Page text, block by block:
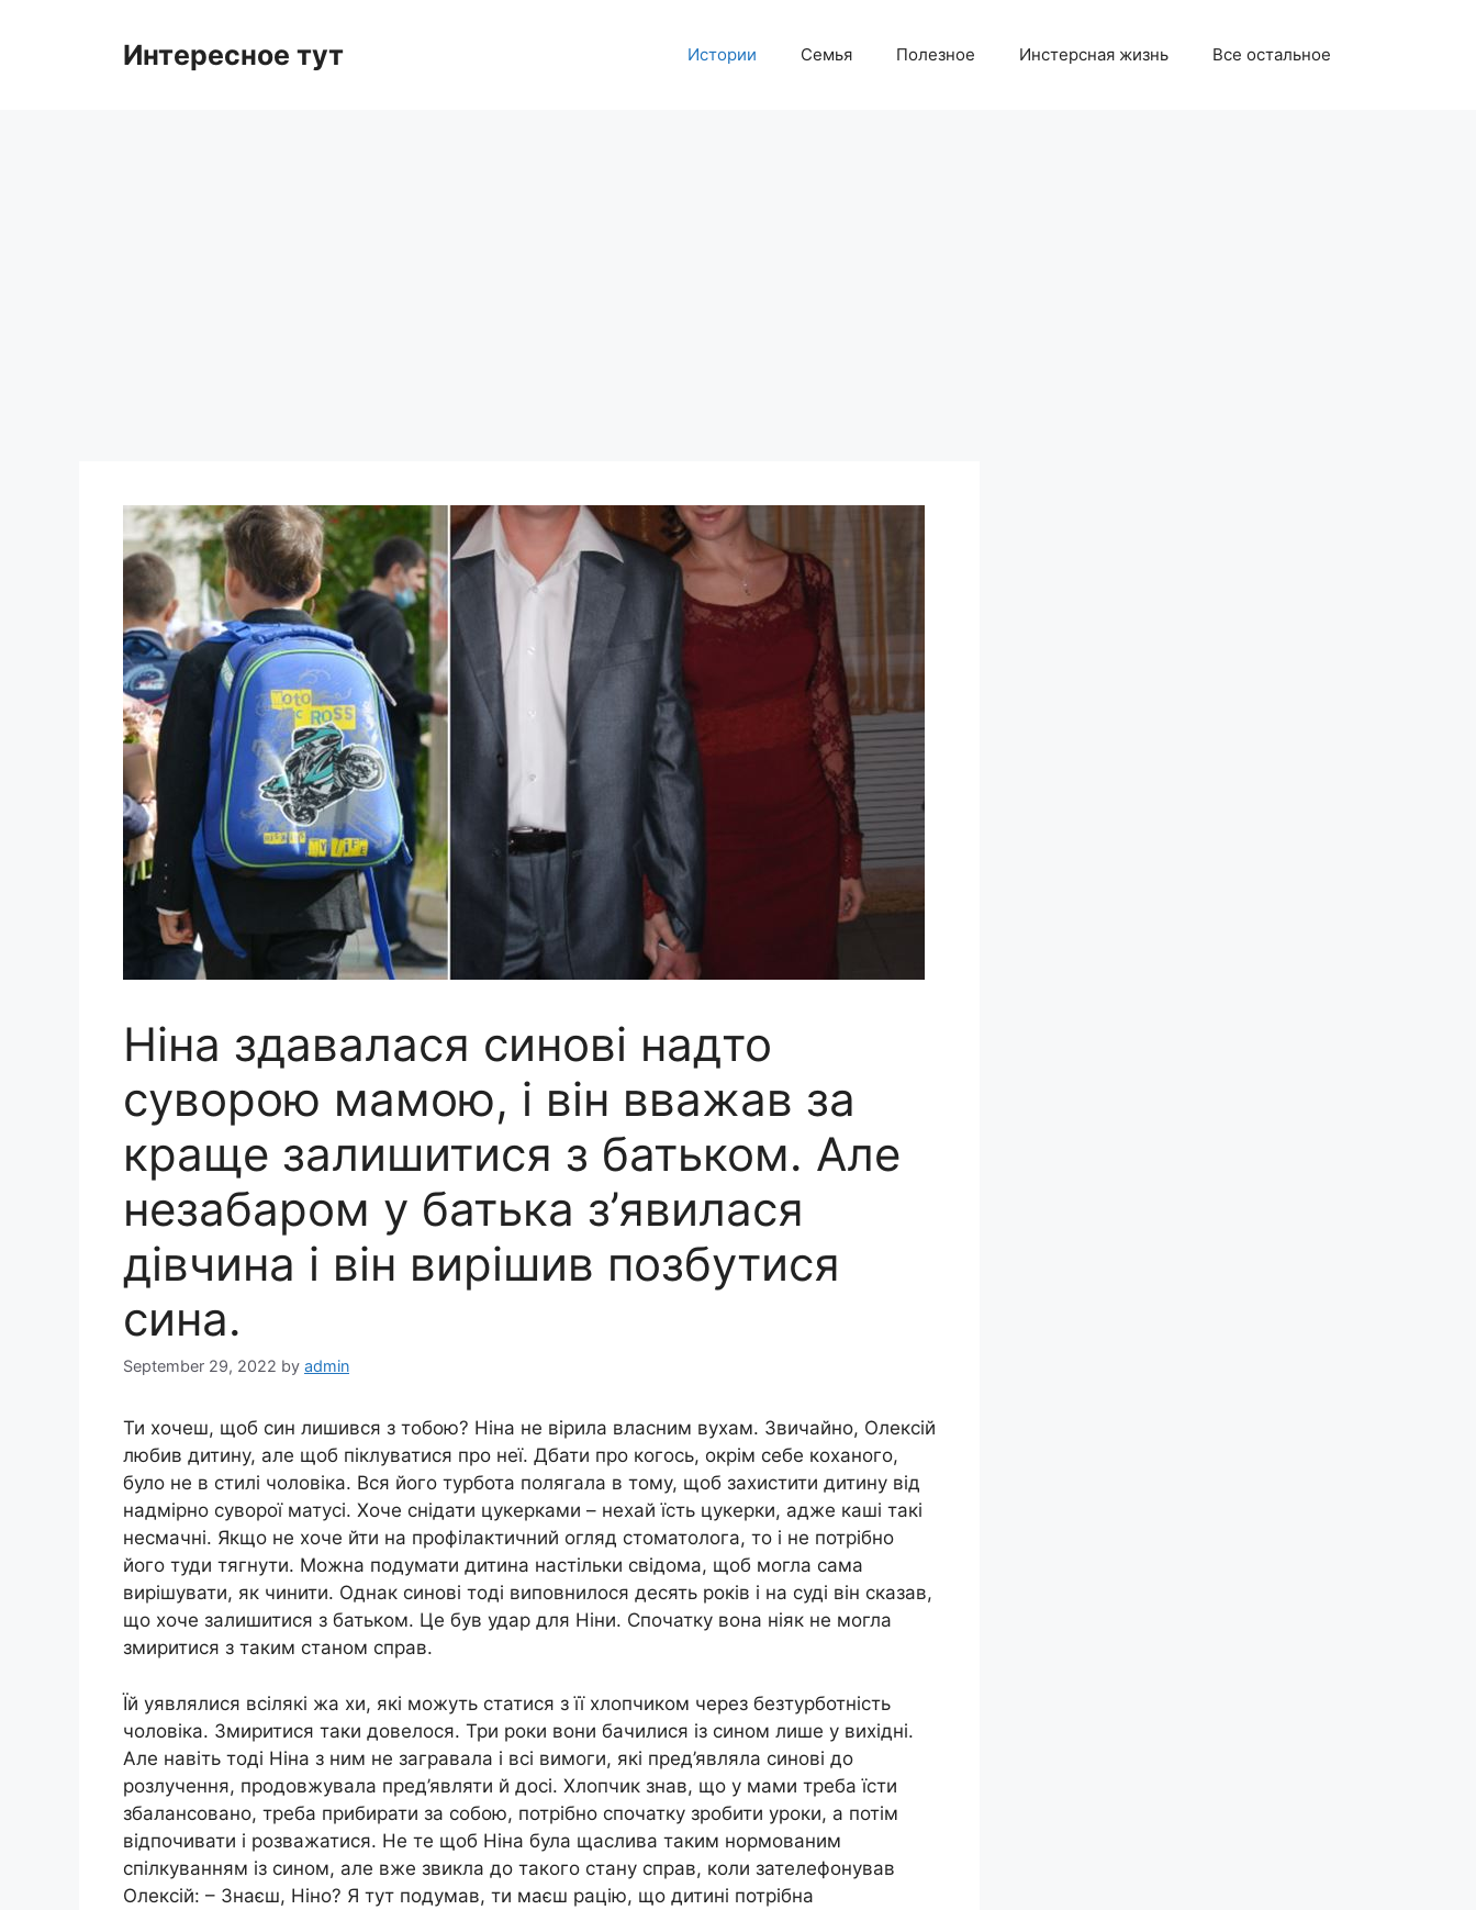
Интересное тут Истории Семья Полезное Инстерсная жизнь Все остальное
Ніна здавалася синові надто
суворою мамою, і він вважав за
краще залишитися з батьком. Але
незабаром у батька з’явилася
дівчина і він вирішив позбутися
сина.
September 29, 2022 by admin
Ти хочеш, щоб син лишився з тобою? Ніна не вірила власним вухам. Звичайно, Олексій
любив дитину, але щоб піклуватися про неї. Дбати про когось, окрім себе коханого,
було не в стилі чоловіка. Вся його турбота полягала в тому, щоб захистити дитину від
надмірно суворої матусі. Хоче снідати цукерками – нехай їсть цукерки, адже каші такі
несмачні. Якщо не хоче йти на профілактичний огляд стоматолога, то і не потрібно
його туди тягнути. Можна подумати дитина настільки свідома, щоб могла сама
вирішувати, як чинити. Однак синові тоді виповнилося десять років і на суді він сказав,
що хоче залишитися з батьком. Це був удар для Ніни. Спочатку вона ніяк не могла
змиритися з таким станом справ.
Їй уявлялися всілякі жа хи, які можуть статися з її хлопчиком через безтурботність
чоловіка. Змиритися таки довелося. Три роки вони бачилися із сином лише у вихідні.
Але навіть тоді Ніна з ним не загравала і всі вимоги, які пред’являла синові до
розлучення, продовжувала пред’являти й досі. Хлопчик знав, що у мами треба їсти
збалансовано, треба прибирати за собою, потрібно спочатку зробити уроки, а потім
відпочивати і розважатися. Не те щоб Ніна була щаслива таким нормованим
спілкуванням із сином, але вже звикла до такого стану справ, коли зателефонував
Олексій: – Знаєш, Ніно? Я тут подумав, ти маєш рацію, що дитині потрібна